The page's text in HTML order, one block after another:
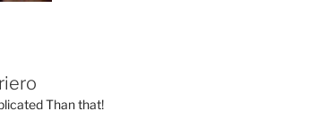
Than that!